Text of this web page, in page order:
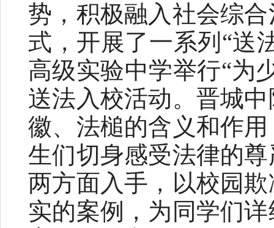
势，积极融入社会综
式，开展了一系列“送
高级实验中学举行“为
送法入校活动。晋城
徽、法槌的含义和作
生们切身感受法律的
两方面入手，以校园
实的案例，为同学们